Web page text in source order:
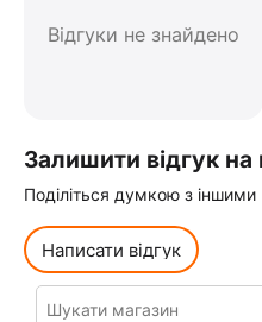
Відгуки не знайдено
Залишити відгук на
Поділіться думкою з
Написати відгук